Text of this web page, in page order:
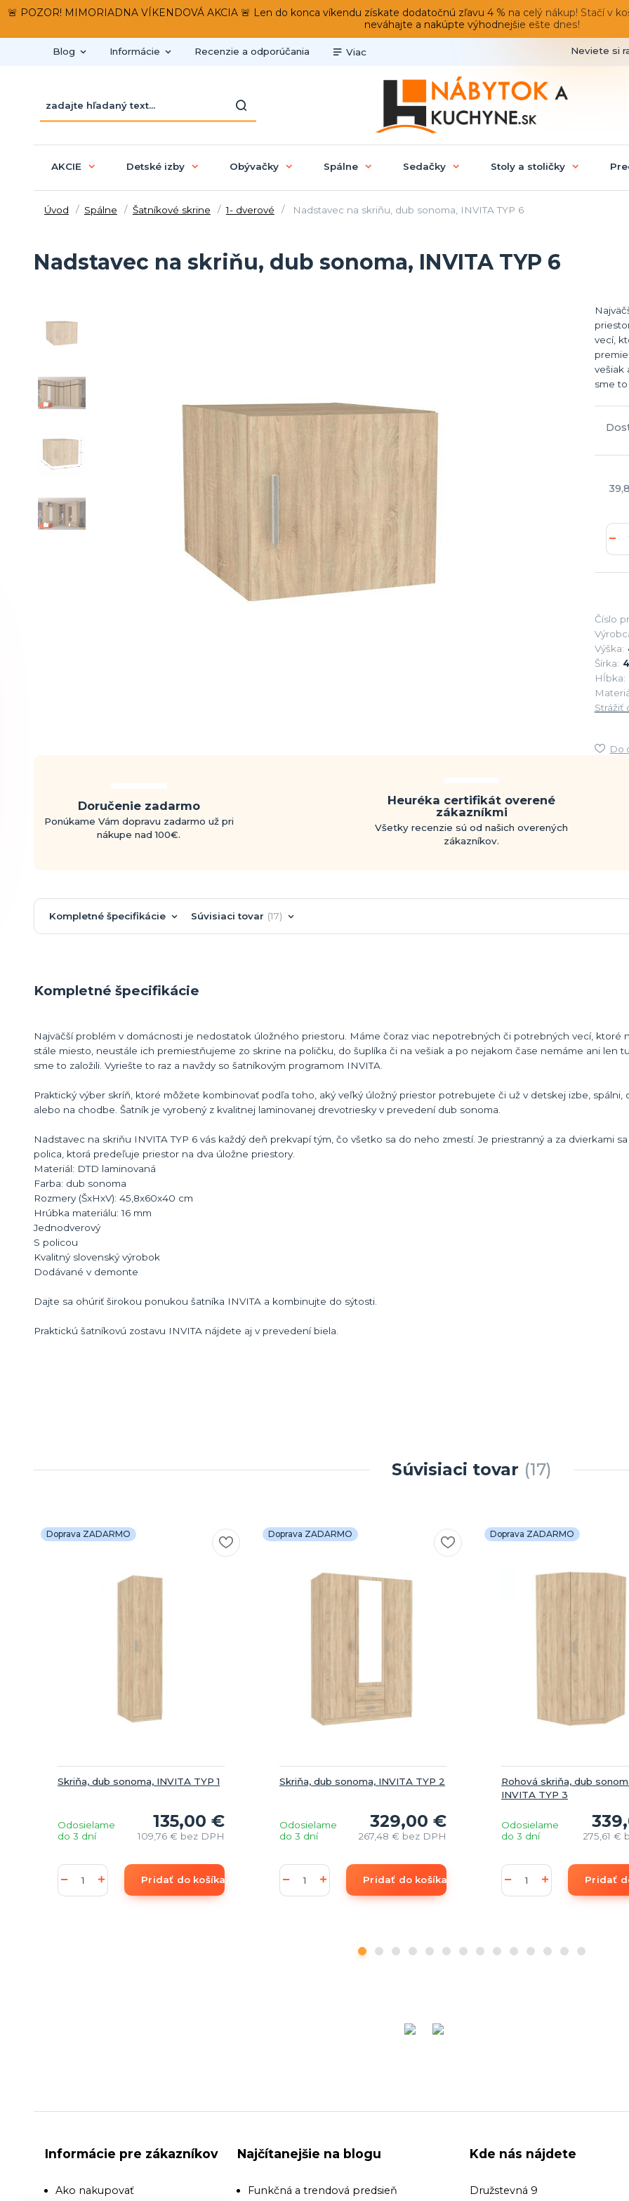
🚨 POZOR! MIMORIADNA VÍKENDOVÁ AKCIA 🚨 Len do konca víkendu získate dodatočnú zľavu 4 % na celý nákup! Stačí v
neváhajte a nakúpte výhodnejšie ešte dnes!
Blog Informácie Recenzie a odporúčania Viac Neviete si
AKCIE Detské izby Obývačky Spálne Sedačky Stoly a stoličky
Úvod Spálne Šatníkové skrine 1- dverové Nadstavec na skriňu, dub sonoma, INVITA TYP 6
Nadstavec na skriňu, dub sonoma, INVITA TYP 6
vecí,
vešiak
sme to
Číslo
Výška:
Šírka:
Hĺbka:
Strážiť
Do
Doručenie zadarmo
Ponúkame Vám dopravu zadarmo už pri
nákupe nad 100€.
Heuréka certifikát overené
zákazníkmi
Všetky recenzie sú od našich overených
zákazníkov.
Kompletné špecifikácie Súvisiaci tovar 17
Kompletné špecifikácie
Najväčší problém v domácnosti je nedostatok úložného priestoru. Máme čoraz viac nepotrebných či potrebných vecí, ktoré
stále miesto, neustále ich premiestňujeme zo skrine na poličku, do šuplíka či na vešiak a po nejakom čase nemáme ani len
sme to založili. Vyriešte to raz a navždy so šatníkovým programom INVITA.
Praktický výber skríň, ktoré môžete kombinovať podľa toho, aký veľký úložný priestor potrebujete či už v detskej izbe, spálni,
alebo na chodbe. Šatník je vyrobený z kvalitnej laminovanej drevotriesky v prevedení dub sonoma.
Nadstavec na skriňu INVITA TYP 6 vás každý deň prekvapí tým, čo všetko sa do neho zmestí. Je priestranný a za dvierkami
polica, ktorá predeľuje priestor na dva úložne priestory.
Materiál: DTD laminovaná
Farba: dub sonoma
Rozmery (ŠxHxV): 45,8x60x40 cm
Hrúbka materiálu: 16 mm
Jednodverový
S policou
Kvalitný slovenský výrobok
Dodávané v demonte
Dajte sa ohúriť širokou ponukou šatníka INVITA a kombinujte do sýtosti.
Praktickú šatníkovú zostavu INVITA nájdete aj v prevedení biela.
Súvisiaci tovar 17
Doprava ZADARMO
Skriňa, dub sonoma, INVITA TYP 1
135,00 €
109,76 € bez DPH
Odosielame
do 3 dní
Pridať do košíka
Doprava ZADARMO
Skriňa, dub sonoma, INVITA TYP 2
329,00 €
267,48 € bez DPH
Odosielame
do 3 dní
Pridať do košíka
Doprava ZADARMO
Rohová skriňa, dub
INVITA TYP 3
275,61 €
Odosielame
do 3 dní
Pridať
Informácie pre zákazníkov
Ako nakupovať
Najčítanejšie na blogu
Funkčná a trendová predsieň
Kde nás nájdete
Družstevná 9